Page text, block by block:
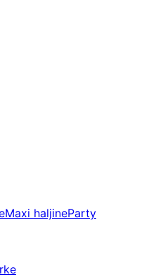
Maxi haljineParty